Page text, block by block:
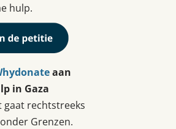
hulp.
aan
in Gaza
gaat rechtstreeks
Grenzen.